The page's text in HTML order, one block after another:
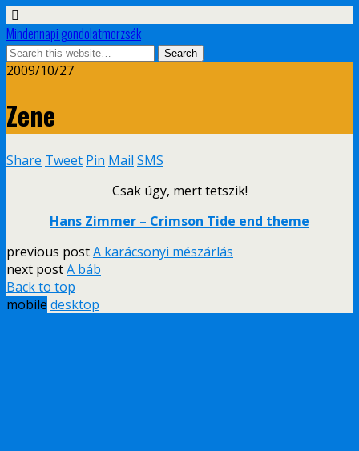
Mindennapi gondolatmorzsák
2009/10/27
Zene
Share Tweet Pin Mail SMS
Csak úgy, mert tetszik!
Hans Zimmer – Crimson Tide end theme
previous postA karácsonyi mészárlás
next postA báb
Back to top
mobile desktop